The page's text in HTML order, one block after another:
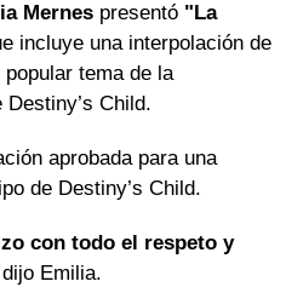
Mernes presentó "La
incluye una interpolación de
popular tema de la
Child.
aprobada para una
de Destiny’s Child.
con todo el respeto y
Emilia.